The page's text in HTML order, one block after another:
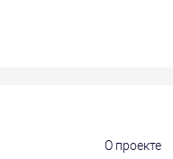
О проекте